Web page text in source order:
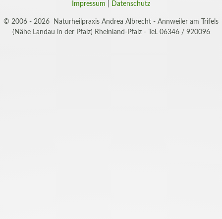
Impressum Datenschutz
© 2006 - 2026 Naturheilpraxis Andrea Albrecht - Annweiler am Trifels
(Nähe Landau in der Pfalz) Rheinland-Pfalz - Tel. 06346 / 920096